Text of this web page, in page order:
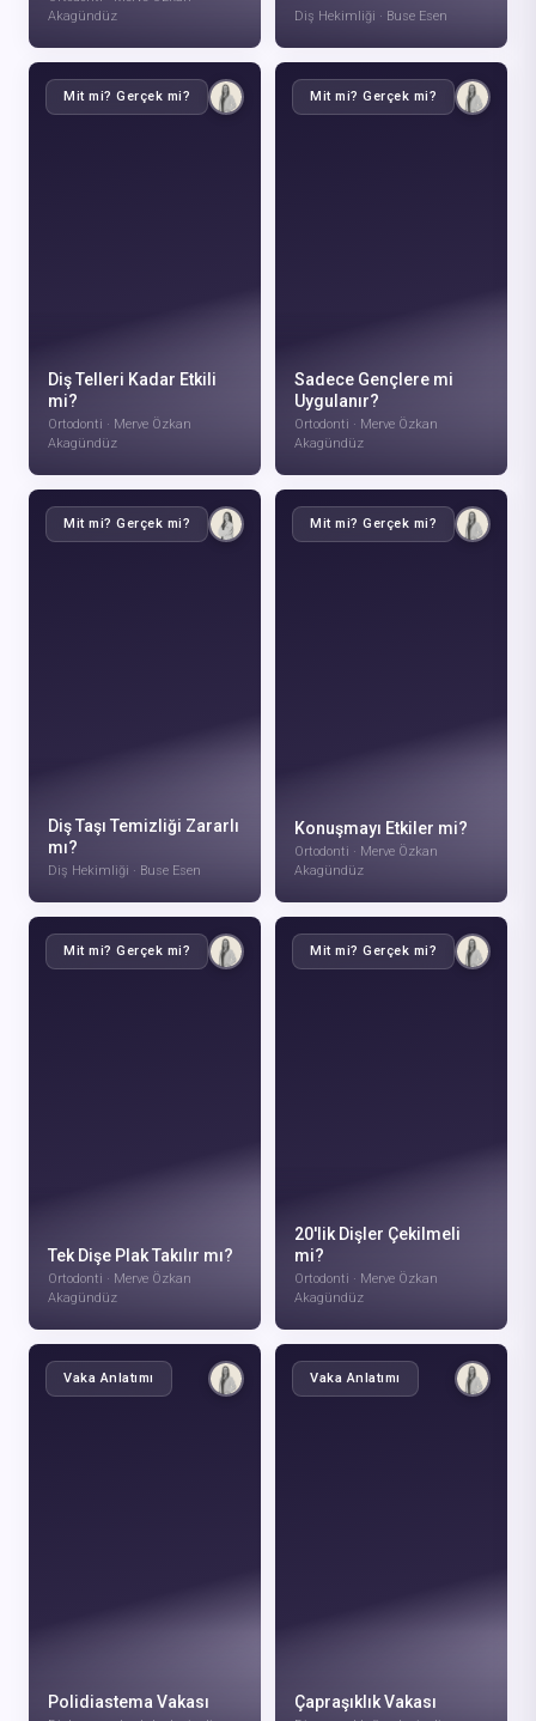
VIDEOYU IZLE
Akagündüz
VIDEOYU IZLE
Diş Hekimliği · Buse Esen
VIDEOYU IZLE
Mit mi? Gerçek mi?
Diş Telleri Kadar Etkili
mi?
Ortodonti · Merve Özkan
Akagündüz
VIDEOYU IZLE
Mit mi? Gerçek mi?
Sadece Gençlere mi
Uygulanır?
Ortodonti · Merve Özkan
Akagündüz
VIDEOYU IZLE
Mit mi? Gerçek mi?
Diş Taşı Temizliği Zararlı
mı?
Diş Hekimliği · Buse Esen
VIDEOYU IZLE
Mit mi? Gerçek mi?
Konuşmayı Etkiler mi?
Ortodonti · Merve Özkan
Akagündüz
VIDEOYU IZLE
Mit mi? Gerçek mi?
Tek Dişe Plak Takılır mı?
Ortodonti · Merve Özkan
Akagündüz
VIDEOYU IZLE
Mit mi? Gerçek mi?
20'lik Dişler Çekilmeli
mi?
Ortodonti · Merve Özkan
Akagündüz
Vaka Anlatımı
Polidiastema Vakası
Vaka Anlatımı
Çapraşıklık Vakası